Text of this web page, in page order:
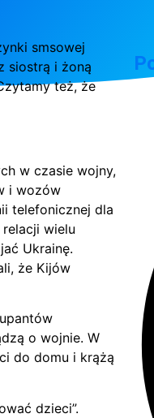
smsowej
siostrą i żoną
też, że
w czasie wojny,
i wozów
telefonicznej dla
wielu
Ukrainę.
że Kijów
o wojnie. W
do domu i krążą
dzieci”.